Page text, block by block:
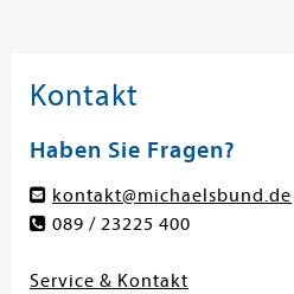
Kontakt
Haben Sie Fragen?
kontakt@michaelsbund.de
089 / 23225 400
Service & Kontakt